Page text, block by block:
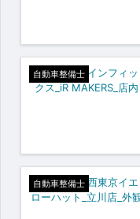
自動車整備士
自動車整備士